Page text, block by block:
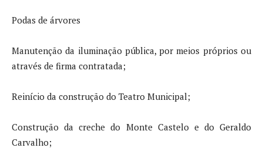
Podas de árvores
Manutenção da iluminação pública, por meios próprios ou
através de firma contratada;
Reinício da construção do Teatro Municipal;
Construção da creche do Monte Castelo e do Geraldo
Carvalho;